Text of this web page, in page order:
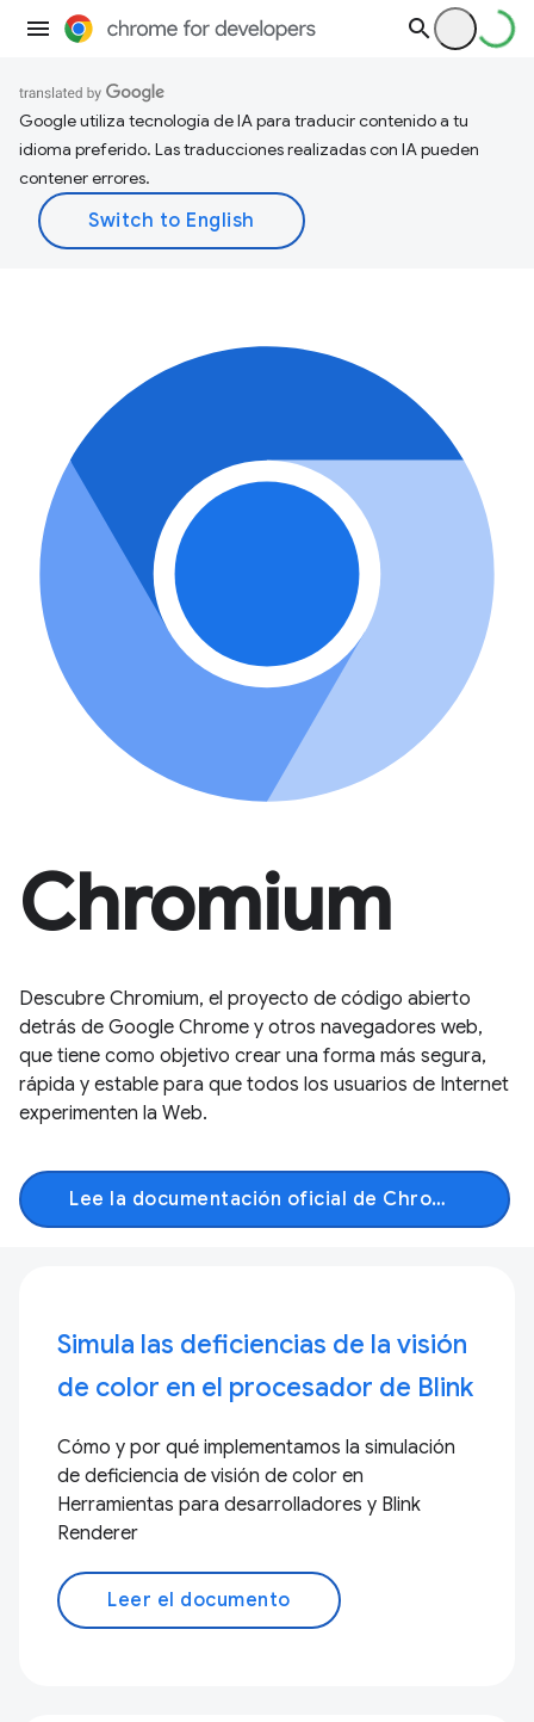
Google utiliza tecnología de IA para traducir contenido a tu
idioma preferido. Las traducciones realizadas con IA pueden
contener errores.
Chromium
Descubre Chromium, el proyecto de código abierto
detrás de Google Chrome y otros navegadores web,
que tiene como objetivo crear una forma más segura,
rápida y estable para que todos los usuarios de Internet
experimenten la Web.
Lee la documentación oficial de Chromium
Simula las deficiencias de la visión
de color en el procesador de Blink
Cómo y por qué implementamos la simulación
de deficiencia de visión de color en
Herramientas para desarrolladores y Blink
Renderer
Leer el documento